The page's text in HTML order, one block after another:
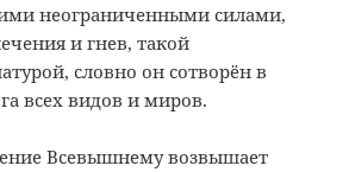
неограниченными силами,
и гнев, такой
словно он сотворён в
всех видов и миров.
Всевышнему возвышает